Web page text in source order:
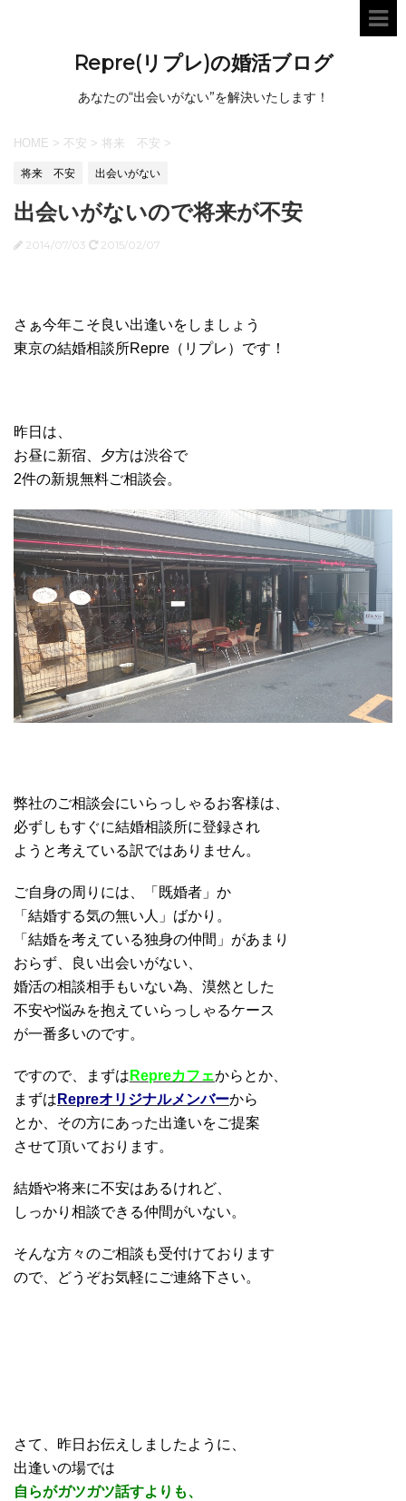
Repre(リプレ)の婚活ブログ
あなたの“出会いがない”を解決いたします！
HOME > 不安 > 将来 不安 >
将来 不安 出会いがない
出会いがないので将来が不安
2014/07/03 2015/02/07
さぁ今年こそ良い出逢いをしましょう
東京の結婚相談所Repre（リプレ）です！
昨日は、
お昼に新宿、夕方は渋谷で
2件の新規無料ご相談会。
弊社のご相談会にいらっしゃるお客様は、
必ずしもすぐに結婚相談所に登録され
ようと考えている訳ではありません。
ご自身の周りには、「既婚者」か
「結婚する気の無い人」ばかり。
「結婚を考えている独身の仲間」があまり
おらず、良い出会いがない、
婚活の相談相手もいない為、漠然とした
不安や悩みを抱えていらっしゃるケース
が一番多いのです。
ですので、まずは Repreカフェからとか、
まずは Repreオリジナルメンバーから
とか、その方にあった出逢いをご提案
させて頂いております。
結婚や将来に不安はあるけれど、
しっかり相談できる仲間がいない。
そんな方々のご相談も受付けております
ので、どうぞお気軽にご連絡下さい。
さて、昨日お伝えしましたように、
出逢いの場では
自らがガツガツ話すよりも、